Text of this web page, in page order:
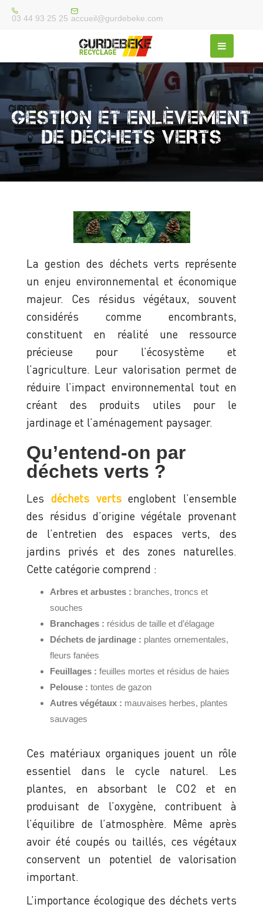
03 44 93 25 25 accueil@gurdebeke.com
GESTION ET ENLÈVEMENT
DE DÉCHETS VERTS
Lagestion des déchets verts représente
un enjeu environnemental et économique
majeur. Ces résidus végétaux, souvent
considérés comme encombrants,
constituent en réalité une ressource
précieuse pour l’écosystème et
l’agriculture. Leur valorisation permet de
réduire l’impact environnemental tout en
créant des produits utiles pour le
jardinage et l’aménagement paysager.
Qu’entend-on par
déchets verts ?
Les déchets vertsenglobent l’ensemble
des résidus d’origine végétale provenant
de l’entretien des espaces verts, des
jardins privés et des zones naturelles.
Cette catégorie comprend :
Arbres et arbustes : branches, troncs et
souches
Branchages : résidus de taille et d’élagage
Déchets de jardinage : plantes ornementales,
fleurs fanées
Feuillages : feuilles mortes et résidus de haies
Pelouse : tontes de gazon
Autres végétaux : mauvaises herbes, plantes
sauvages
Ces matériaux organiques jouent un rôle
essentiel dans le cycle naturel. Les
plantes, en absorbant le CO2 et en
produisant de l’oxygène, contribuent à
l’équilibre de l’atmosphère. Même après
avoir été coupés ou taillés, ces végétaux
conservent un potentiel de valorisation
important.
L’importance écologique des déchets verts